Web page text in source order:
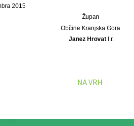
2015
Župan
Občine Kranjska Gora
Janez Hrovat l.r.
NA VRH